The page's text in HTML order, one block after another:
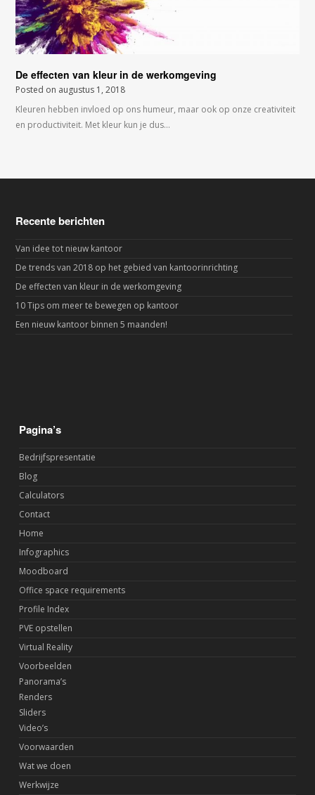
De effecten van kleur in de werkomgeving
Posted on augustus 1, 2018
Kleuren hebben invloed op ons humeur, maar ook op onze creativiteit
en productiviteit. Met kleur kun je dus…
Recente berichten
Van idee tot nieuw kantoor
De trends van 2018 op het gebied van kantoorinrichting
De effecten van kleur in de werkomgeving
10 Tips om meer te bewegen op kantoor
Een nieuw kantoor binnen 5 maanden!
Pagina’s
Bedrijfspresentatie
Blog
Calculators
Contact
Home
Infographics
Moodboard
Office space requirements
Profile Index
PVE opstellen
Virtual Reality
Voorbeelden
Panorama’s
Renders
Sliders
Video’s
Voorwaarden
Wat we doen
Werkwijze